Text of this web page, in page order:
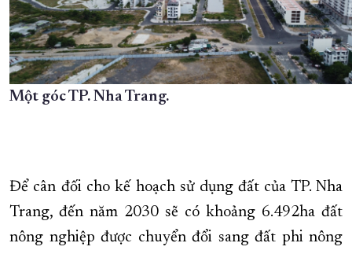
Một góc TP. Nha Trang.
Để cân đối cho kế hoạch sử dụng đất của TP. Nha
Trang, đến năm 2030 sẽ có khoảng 6.492ha đất
nông nghiệp được chuyển đổi sang đất phi nông